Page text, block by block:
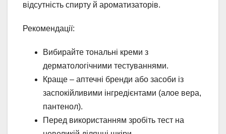
відсутність спирту й ароматизаторів.
Рекомендації:
Вибирайте тональні креми з
дерматологічними тестуваннями.
Краще – аптечні бренди або засоби із
заспокійливими інгредієнтами (алое вера,
пантенол).
Перед використанням зробіть тест на